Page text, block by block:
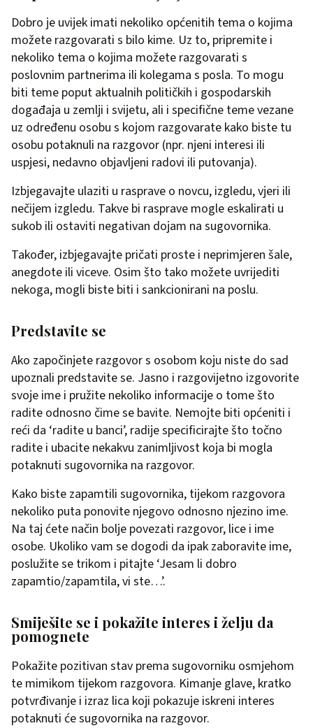
Dobro je uvijek imati nekoliko općenitih tema o kojima
možete razgovarati s bilo kime. Uz to, pripremite i
nekoliko tema o kojima možete razgovarati s
poslovnim partnerima ili kolegama s posla. To mogu
biti teme poput aktualnih političkih i gospodarskih
događaja u zemlji i svijetu, ali i specifične teme vezane
uz određenu osobu s kojom razgovarate kako biste tu
osobu potaknuli na razgovor (npr. njeni interesi ili
uspjesi, nedavno objavljeni radovi ili putovanja).
Izbjegavajte ulaziti u rasprave o novcu, izgledu, vjeri ili
nečijem izgledu. Takve bi rasprave mogle eskalirati u
sukob ili ostaviti negativan dojam na sugovornika.
Također, izbjegavajte pričati proste i neprimjeren šale,
anegdote ili viceve. Osim što tako možete uvrijediti
nekoga, mogli biste biti i sankcionirani na poslu.
Predstavite se
Ako započinjete razgovor s osobom koju niste do sad
upoznali predstavite se. Jasno i razgovijetno izgovorite
svoje ime i pružite nekoliko informacije o tome što
radite odnosno čime se bavite. Nemojte biti općeniti i
reći da ‘radite u banci’, radije specificirajte što točno
radite i ubacite nekakvu zanimljivost koja bi mogla
potaknuti sugovornika na razgovor.
Kako biste zapamtili sugovornika, tijekom razgovora
nekoliko puta ponovite njegovo odnosno njezino ime.
Na taj ćete način bolje povezati razgovor, lice i ime
osobe. Ukoliko vam se dogodi da ipak zaboravite ime,
poslužite se trikom i pitajte ‘Jesam li dobro
zapamtio/zapamtila, vi ste…’.
Smiješite se i pokažite interes i želju da
pomognete
Pokažite pozitivan stav prema sugovorniku osmjehom
te mimikom tijekom razgovora. Kimanje glave, kratko
potvrđivanje i izraz lica koji pokazuje iskreni interes
potaknuti će sugovornika na razgovor.